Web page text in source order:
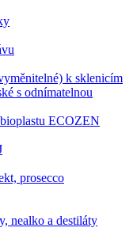
k sklenicím
s odnímatelnou
ECOZEN
prosecco
nealko a destiláty